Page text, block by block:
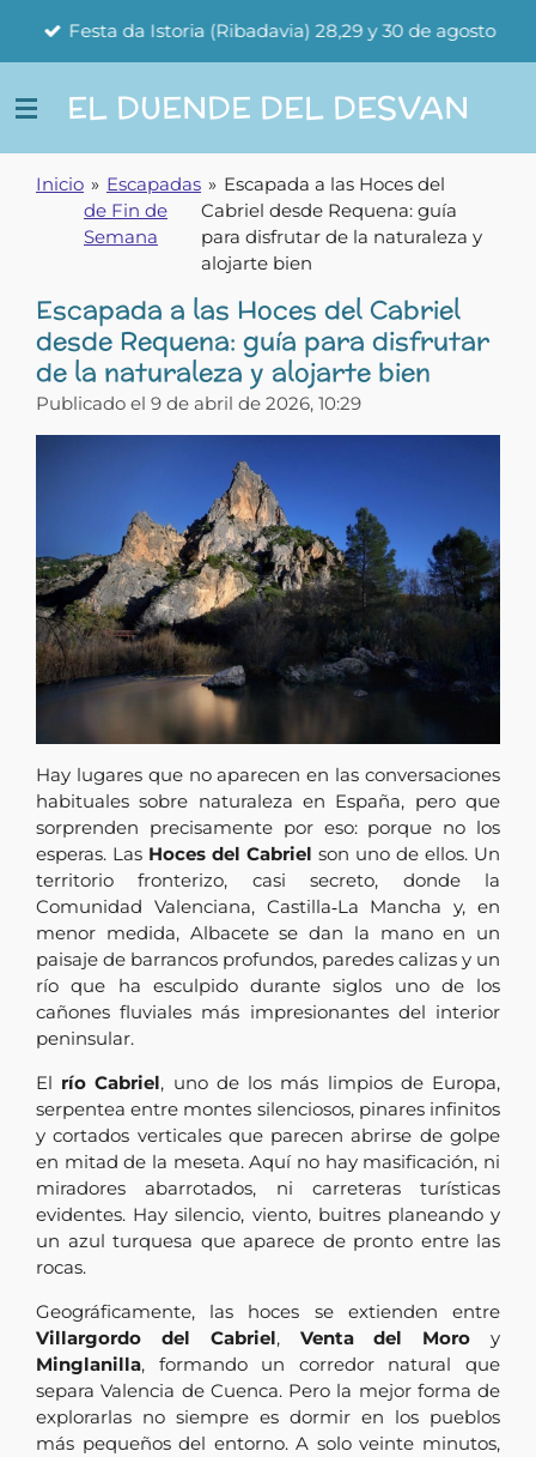
principal
(Ribadavia) 28,29 y 30 de agosto
primero de
EL DUENDE DEL DESVAN
Inicio » Escapadas
de Fin de
Semana
» Escapada a las Hoces del
Cabriel desde Requena: guía
para disfrutar de la naturaleza y
alojarte bien
Escapada a las Hoces del Cabriel
desde Requena: guía para disfrutar
de la naturaleza y alojarte bien
Publicado el 9 de abril de 2026, 10:29
Hay lugares que no aparecen en las conversaciones
habituales sobre naturaleza en España, pero que
sorprenden precisamente por eso: porque no los
esperas. Las Hoces del Cabriel son uno de ellos. Un
territorio fronterizo, casi secreto, donde la
Comunidad Valenciana, Castilla‑La Mancha y, en
menor medida, Albacete se dan la mano en un
paisaje de barrancos profundos, paredes calizas y un
río que ha esculpido durante siglos uno de los
cañones fluviales más impresionantes del interior
peninsular.
El río Cabriel, uno de los más limpios de Europa,
serpentea entre montes silenciosos, pinares infinitos
y cortados verticales que parecen abrirse de golpe
en mitad de la meseta. Aquí no hay masificación, ni
miradores abarrotados, ni carreteras turísticas
evidentes. Hay silencio, viento, buitres planeando y
un azul turquesa que aparece de pronto entre las
rocas.
Geográficamente, las hoces se extienden entre
Villargordo del Cabriel, Venta del Moro y
Minglanilla, formando un corredor natural que
separa Valencia de Cuenca. Pero la mejor forma de
explorarlas no siempre es dormir en los pueblos
más pequeños del entorno. A solo veinte minutos,